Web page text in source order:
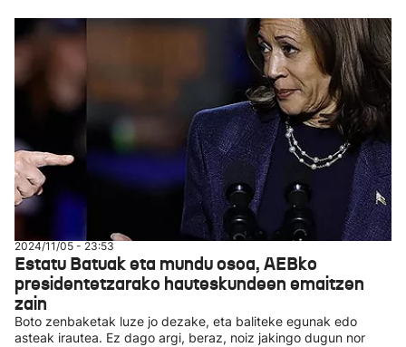
2024/11/05 - 23:53
Estatu Batuak eta mundu osoa, AEBko
presidentetzarako hauteskundeen emaitzen
zain
Boto zenbaketak luze jo dezake, eta baliteke egunak edo
asteak irautea. Ez dago argi, beraz, noiz jakingo dugun nor